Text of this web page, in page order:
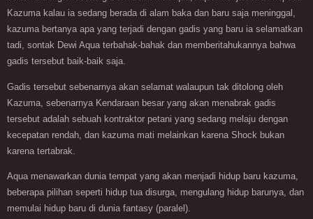
Kazuma kalau ia sedang berada di alam baka dan baru saja meninggal,
kazuma bertanya apa yang terjadi dengan gadis yang baru ia selamatkan
tadi, sontak Dewi Aqua terbahak-bahak dan memberitahukannya bahwa
gadis tersebut baik-baik saja.
Gadis tersebut sebenarnya akan selamat walaupun tak ditolong oleh
Kazuma, sebenarnya Kendaraan besar yang akan menabrak gadis
tersebut adalah sebuah kontraktor petani yang sedang melaju dengan
kecepatan rendah, dan kazuma mati melainkan karena Shock bukan
karena tertabrak.
Aqua menawarkan dunia tempat yang akan menjadi hidup baru kazuma,
beberapa pilihan seperti hidup tua disurga, mengulang hidup barunya, dan
memulai hidup baru di dunia fantasy (paralel).